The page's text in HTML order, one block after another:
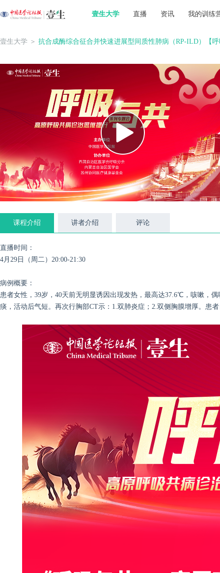
壹生大学 直播 资讯 我的训练
壹生大学 ＞ 抗合成酶综合征合并快速进展型间质性肺病（RP-ILD）【
课程介绍 讲者介绍 评论
直播时间：
4月29日（周二）20:00-21:30
病例概要：
患者女性，39岁，40天前无明显诱因出现发热，最高达37.6℃，咳嗽，
痰，活动后气短。再次行胸部CT示：1.双肺炎症；2.双侧胸膜增厚。患